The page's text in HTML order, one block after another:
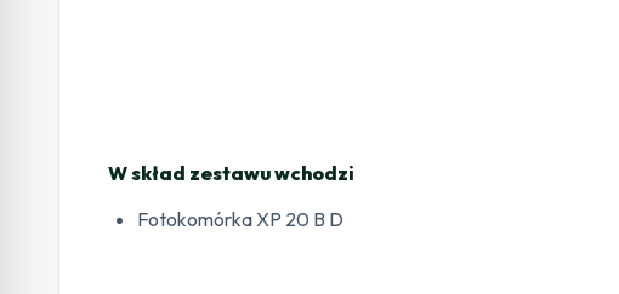
W skład zestawu wchodzi
Fotokomórka XP 20 B D